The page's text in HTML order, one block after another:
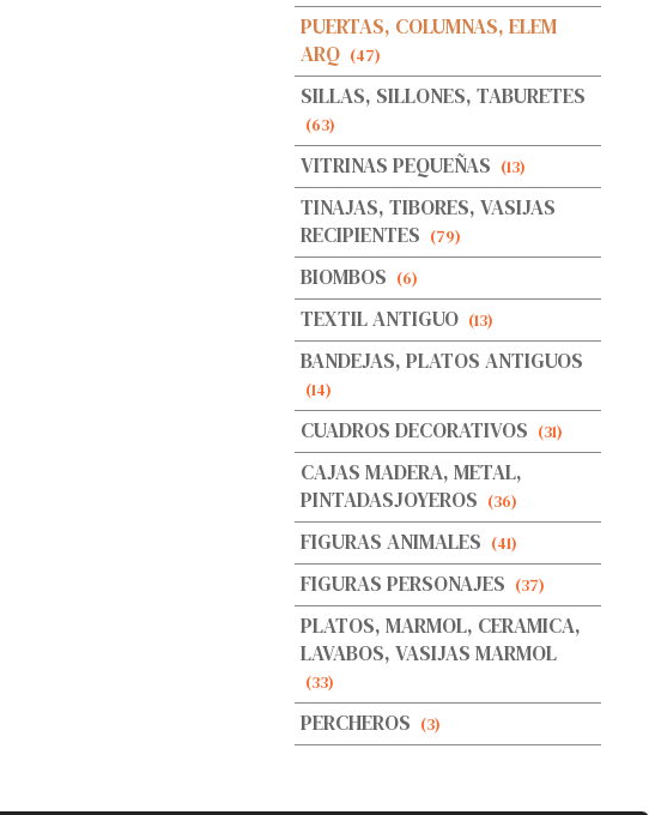
PUERTAS, COLUMNAS, ELEM
ARQ (47)
SILLAS, SILLONES, TABURETES
(63)
VITRINAS PEQUEÑAS (13)
TINAJAS, TIBORES, VASIJAS
RECIPIENTES (79)
BIOMBOS (6)
TEXTIL ANTIGUO (13)
BANDEJAS, PLATOS ANTIGUOS
(14)
CUADROS DECORATIVOS (31)
CAJAS MADERA, METAL,
PINTADASJOYEROS (36)
FIGURAS ANIMALES (41)
FIGURAS PERSONAJES (37)
PLATOS, MARMOL, CERAMICA,
LAVABOS, VASIJAS MARMOL
(33)
PERCHEROS (3)